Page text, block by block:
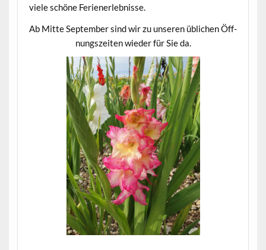
viele schöne Ferienerlebnisse.
Ab Mitte Sep­tem­ber sind wir zu unseren üblichen Öff­
nungszeit­en wieder für Sie da.